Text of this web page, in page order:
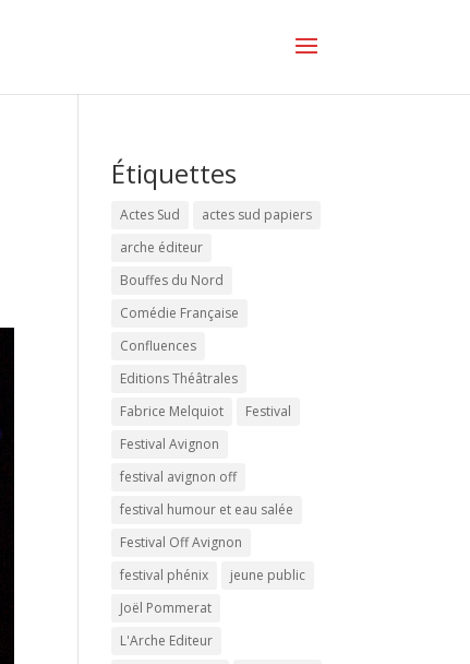
Étiquettes
Actes Sud
actes sud papiers
arche éditeur
Bouffes du Nord
Comédie Française
Confluences
Editions Théâtrales
Fabrice Melquiot
Festival
Festival Avignon
festival avignon off
festival humour et eau salée
Festival Off Avignon
festival phénix
jeune public
Joël Pommerat
L'Arche Editeur